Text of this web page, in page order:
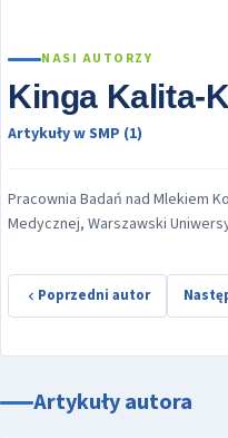
NASI AUTORZY
Kinga Kalita-
Artykuły w SMP (1)
Pracownia Badań nad Mlekiem
Medycznej, Warszawski
Poprzedni autor
Artykuły autora